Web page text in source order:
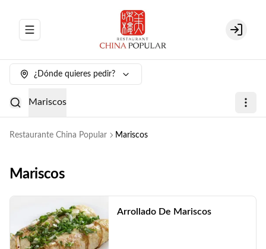
Abrir menu de navegación Login
¿Dónde quieres pedir?
Mariscos
Restaurante China Popular Mariscos
Mariscos
Arrollado De Mariscos